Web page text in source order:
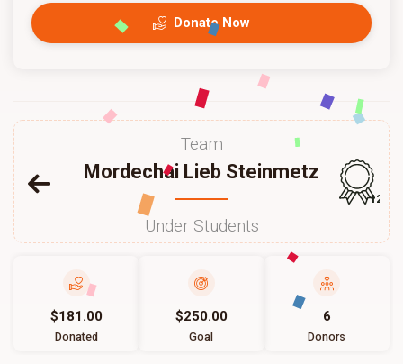
Donate Now
Team
Mordechai Lieb Steinmetz
Under Students
129
$181.00
Donated
$250.00
Goal
6
Donors